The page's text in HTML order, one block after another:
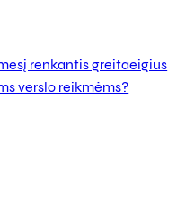
renkantis greitaeigius
verslo reikmėms?